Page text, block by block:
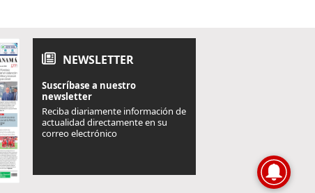
NEWSLETTER
Suscríbase a nuestro
newsletter
Reciba diariamente información de
actualidad directamente en su
correo electrónico